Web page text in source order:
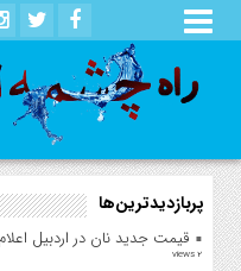
پربازدیدترین‌ها
قیمت جدید نان در اردبیل
2 views